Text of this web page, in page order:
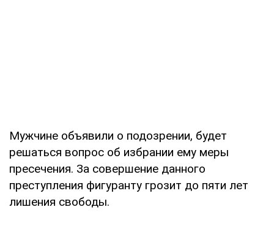
Мужчине объявили о подозрении, будет
решаться вопрос об избрании ему меры
пресечения. За совершение данного
преступления фигуранту грозит до пяти лет
лишения свободы.